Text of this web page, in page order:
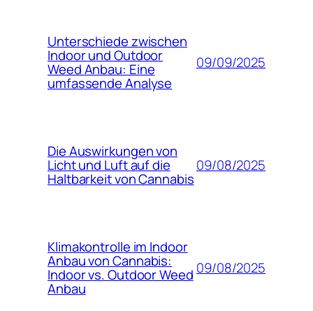
Unterschiede zwischen
Indoor und Outdoor
Weed Anbau: Eine
umfassende Analyse
09/09/2025
Die Auswirkungen von
Licht und Luft auf die
Haltbarkeit von Cannabis
09/08/2025
Klimakontrolle im Indoor
Anbau von Cannabis:
Indoor vs. Outdoor Weed
Anbau
09/08/2025